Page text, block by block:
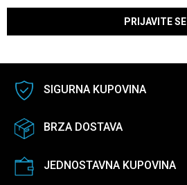
PRIJAVITE SE
SIGURNA KUPOVINA
BRZA DOSTAVA
JEDNOSTAVNA KUPOVINA